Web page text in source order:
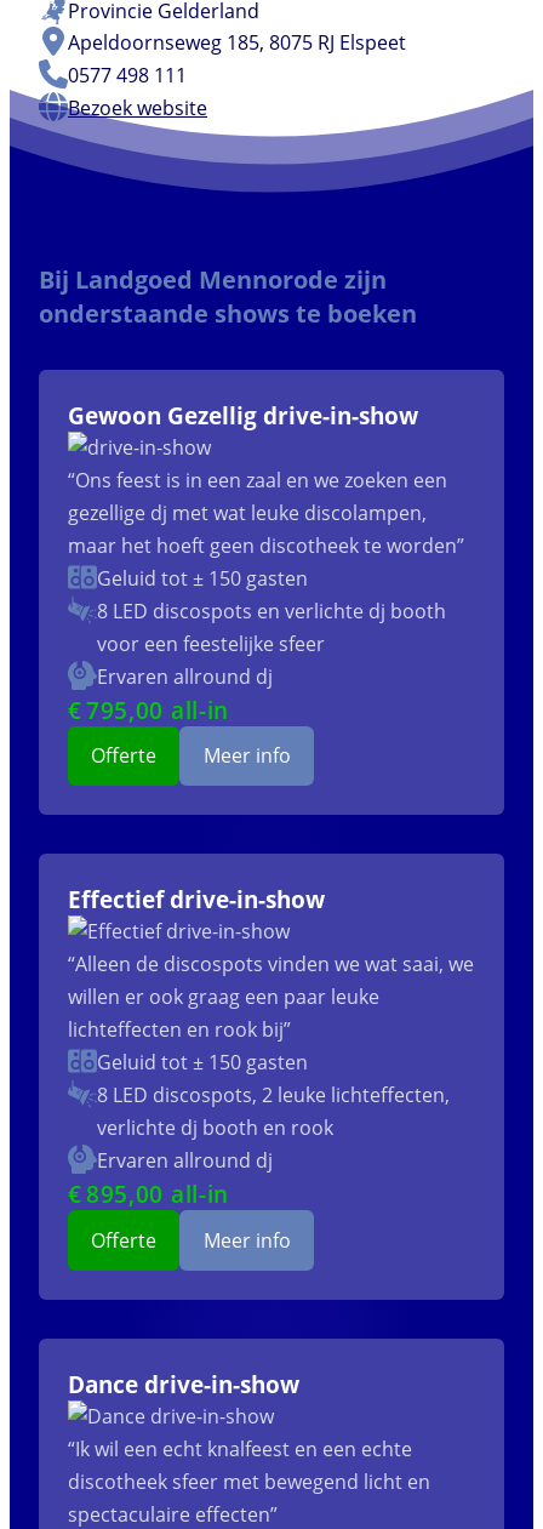
Provincie Gelderland
Apeldoornseweg 185, 8075 RJ Elspeet
0577 498 111
Bezoek website
Bij Landgoed Mennorode zijn
onderstaande shows te boeken
Gewoon Gezellig drive-in-show
“Ons feest is in een zaal en we zoeken een
gezellige dj met wat leuke discolampen,
maar het hoeft geen discotheek te worden”
Geluid tot ± 150 gasten
8 LED discospots en verlichte dj booth
voor een feestelijke sfeer
Ervaren allround dj
€795,00 all-in
Offerte Meer info
Effectief drive-in-show
“Alleen de discospots vinden we wat saai, we
willen er ook graag een paar leuke
lichteffecten en rook bij”
Geluid tot ± 150 gasten
8 LED discospots, 2 leuke lichteffecten,
verlichte dj booth en rook
Ervaren allround dj
€895,00 all-in
Offerte Meer info
Dance drive-in-show
“Ik wil een echt knalfeest en een echte
discotheek sfeer met bewegend licht en
spectaculaire effecten”